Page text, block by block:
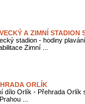
A ZIMNÍ STADION
stadion - hodiny
Zimní ...
ORLÍK
dílo Orlík - Přehrada Orlík
...